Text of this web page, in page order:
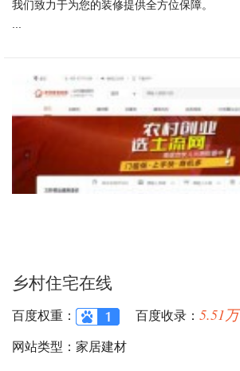
我们致力于为您的装修提供全方位保障。
...
乡村住宅在线
百度权重： 百度收录： 5.51万
网站类型：家居建材